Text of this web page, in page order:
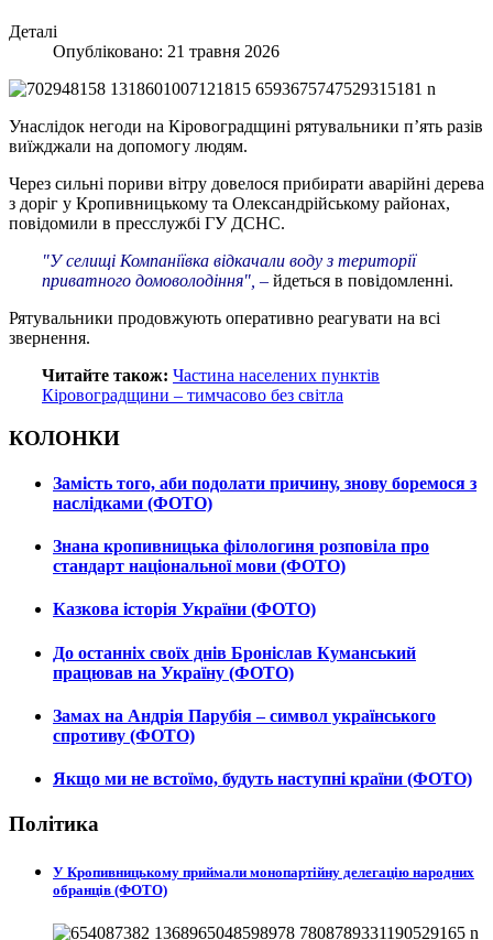
Деталі
Опубліковано: 21 травня 2026
Унаслідок негоди на Кіровоградщині рятувальники п’ять разів
виїжджали на допомогу людям.
Через сильні пориви вітру довелося прибирати аварійні дерева
з доріг у Кропивницькому та Олександрійському районах,
повідомили в пресслужбі ГУ ДСНС.
"У селищі Компаніївка відкачали воду з території
приватного домоволодіння", – йдеться в повідомленні.
Рятувальники продовжують оперативно реагувати на всі
звернення.
Читайте також: Частина населених пунктів
Кіровоградщини – тимчасово без світла
КОЛОНКИ
Замість того, аби подолати причину, знову боремося з
наслідками (ФОТО)
Знана кропивницька філологиня розповіла про
стандарт національної мови (ФОТО)
Казкова історія України (ФОТО)
До останніх своїх днів Броніслав Куманський
працював на Україну (ФОТО)
Замах на Андрія Парубія – символ українського
спротиву (ФОТО)
Якщо ми не встоїмо, будуть наступні країни (ФОТО)
Політика
У Кропивницькому приймали монопартійну делегацію народних
обранців (ФОТО)